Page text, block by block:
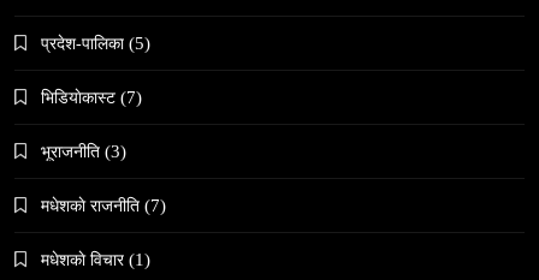
हुम्लामा चैतलो पर्वको रौनक, सांस्कृतिक कार्यक्रम सम्पन्न
प्रदेश-पालिका (5)
भिडियाेकास्ट (7)
भूराजनीति (3)
मधेशकाे राजनीति (7)
मधेशकाे विचार (1)